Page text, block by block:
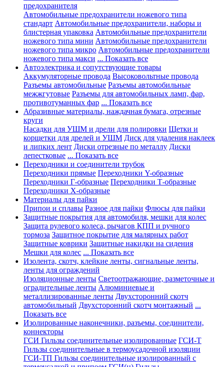
предохранителя
Автомобильные предохранители ножевого типа
стандарт Автомобильные предохранители, наборы и
блистерная упаковка Автомобильные предохранители
ножевого типа мини Автомобильные предохранители
ножевого типа микро Автомобильные предохранители
ножевого типа макси ... Показать все
Автоэлектрика и сопутствующие товары
Аккумуляторные провода Высоковольтные провода
Разъемы автомобильные Разъемы автомобильные
межжгутовые Разъемы для автомобильных ламп, фар,
противотуманных фар ... Показать все
Абразивные материалы, наждачная бумага, отрезные
круги
Насадки для УШМ и дрели для полировки Щетки и
корщетки для дрелей и УШМ Диск для удаления наклеек
и липких лент Диски отрезные по металлу Диски
лепестковые ... Показать все
Переходники и соединители трубок
Переходники прямые Переходники Y-образные
Переходники Г-образные Переходники Т-образные
Переходники Х-образные
Материалы для пайки
Припои и сплавы Разное для пайки Флюсы для пайки
Защитные покрытия для автомобиля, мешки для колес
Защита рулевого колеса, рычагов КПП и ручного
тормоза Защитное покрытие для малярных работ
Защитные коврики Защитные накидки на сидения
Мешки для колес ... Показать все
Изолента, скотч, клейкие ленты, сигнальные ленты,
ленты для ограждений
Изоляционные ленты Светоотражающие, разметочные и
оградительные ленты Алюминиевые и
металлизированные ленты Двухсторонний скотч
автомобильный Двухсторонний скотч монтажный ...
Показать все
Изолированные наконечники, разъемы, соединители,
коннекторы
ГСИ Гильзы соединительные изолированные ГСИ-Т
Гильзы соединительные в термоусадочной изоляции
ГСИ-ТП Гильзы соединительные изолированный с